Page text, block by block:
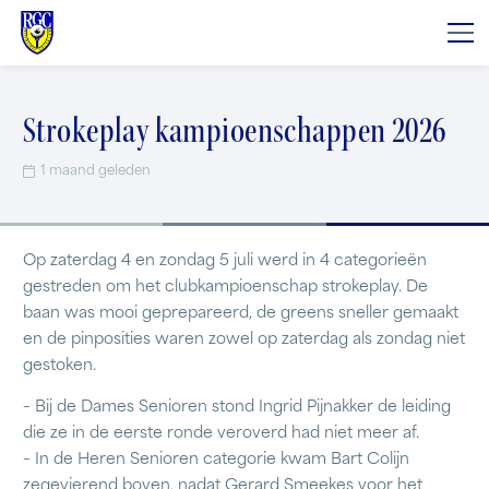
Strokeplay kampioenschappen 2026
1 maand geleden
Op zaterdag 4 en zondag 5 juli werd in 4 categorieën
gestreden om het clubkampioenschap strokeplay. De
baan was mooi geprepareerd, de greens sneller gemaakt
en de pinposities waren zowel op zaterdag als zondag niet
gestoken.
– Bij de Dames Senioren stond Ingrid Pijnakker de leiding
die ze in de eerste ronde veroverd had niet meer af.
– In de Heren Senioren categorie kwam Bart Colijn